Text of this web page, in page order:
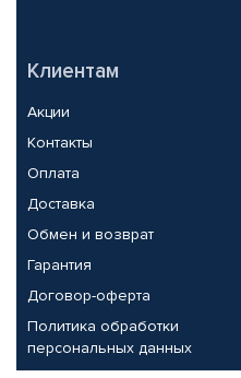
Клиентам
Акции
Контакты
Оплата
Доставка
Обмен и возврат
Гарантия
Договор-оферта
Политика обработки
персональных данных